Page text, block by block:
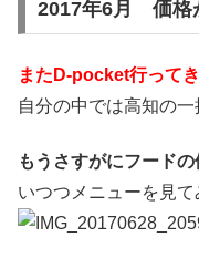
2017年6月 価格
またD-pocket行ってき
自分の中では高知の
もうさすがにフード
いつつメニューを見